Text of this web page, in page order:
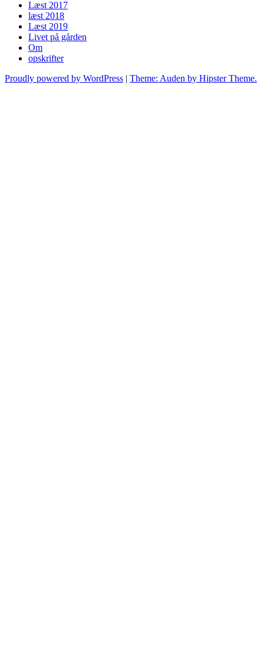
Læst 2017
læst 2018
Læst 2019
Livet på gården
Om
opskrifter
Proudly powered by WordPress | Theme: Auden by Hipster Theme.